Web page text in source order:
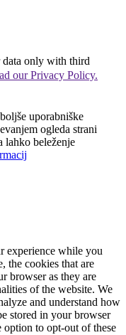
data only with third
our Privacy Policy.
uporabniške
ogleda strani
lahko beleženje
experience while you
the cookies that are
browser as they are
of the website. We
and understand how
stored in your browser
to opt-out of these